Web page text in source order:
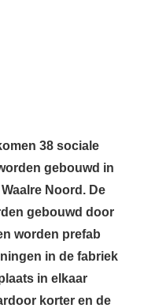
38 sociale
gebouwd in
Noord. De
gebouwd door
worden prefab
in de fabriek
in elkaar
korter en de